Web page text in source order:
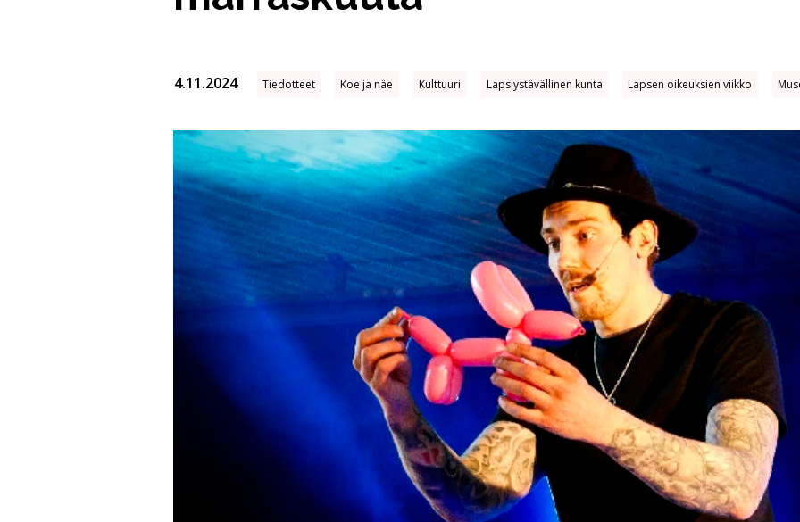
4.11.2024 Tiedotteet Koe ja näe Kulttuuri Lap­siys­tä­väl­li­nen kun­ta Lapsen oikeuksien viikko